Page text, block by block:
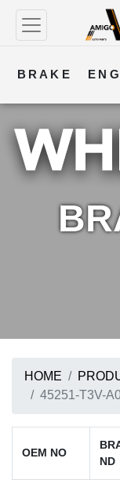
BRAKE
COOLING
HOME
45251-T3V-
OEM NO
ND